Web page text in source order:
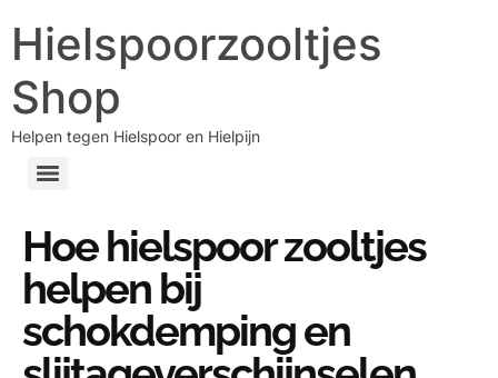
Hielspoorzooltjes
Shop
Helpen tegen Hielspoor en Hielpijn
Hoe hielspoor zooltjes
helpen bij
schokdemping en